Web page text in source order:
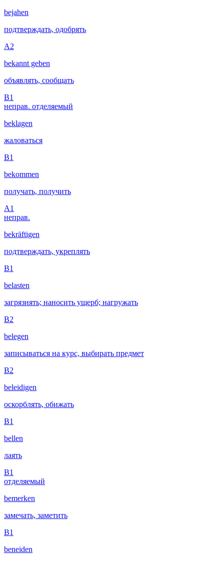
bejahen
подтверждать, одобрять
A2
bekannt geben
объявлять, сообщать
B1
неправ. отделяемый
beklagen
жаловаться
B1
bekommen
получать, получить
A1
неправ.
bekräftigen
подтверждать, укреплять
B1
belasten
загрязнять; наносить ущерб; нагружать
B2
belegen
записываться на курс, выбирать предмет
B2
beleidigen
оскорблять, обижать
B1
bellen
лаять
B1
отделяемый
bemerken
замечать, заметить
B1
beneiden